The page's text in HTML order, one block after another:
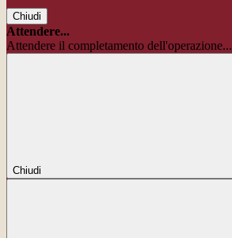
Chiudi
Attendere...
Attendere il completamento dell'operazione...
Chiudi